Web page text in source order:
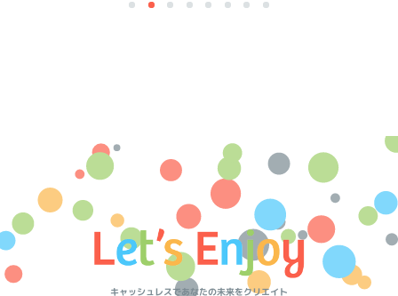
キャッシュレスであなたの未来をクリエイト